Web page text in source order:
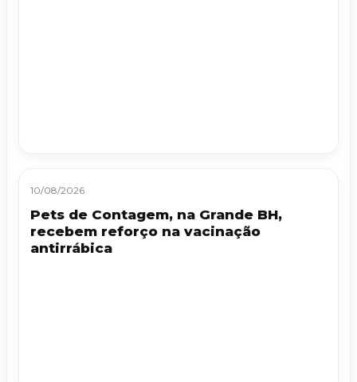
10/08/2026
Pets de Contagem, na Grande BH,
recebem reforço na vacinação
antirrábica